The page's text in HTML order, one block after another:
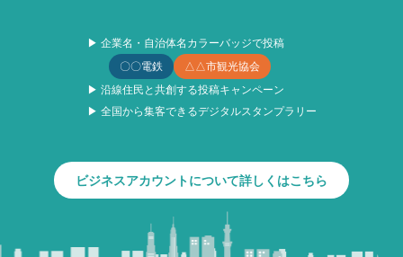
▶ 企業名・自治体名カラーバッジで投稿
〇〇電鉄
△△市観光協会
▶ 沿線住民と共創する投稿キャンペーン
▶ 全国から集客できるデジタルスタンプラリー
ビジネスアカウントについて詳しくはこちら